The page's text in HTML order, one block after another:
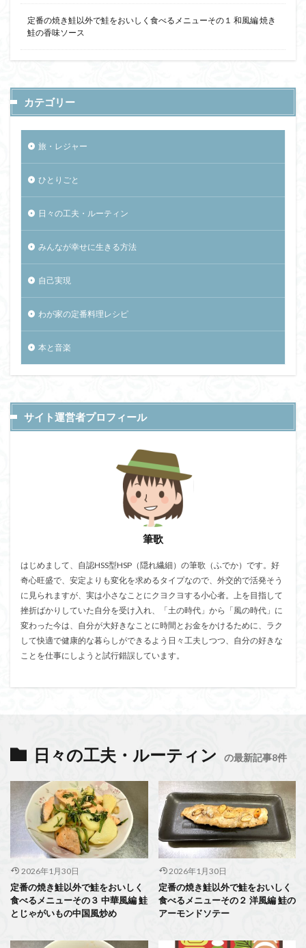
定番の焼き鮭以外で鮭をおいしく食べるメニューその１ 和風編 焼き
鮭の香味ソース
カテゴリー
旅・レジャー
ひとりごと
日々の工夫・ルーティン
みんなが幸せに生きる方法
自己実現
わが家の定番料理レシピ
本と音楽
サイト運営者プロフィール
筆歌
はじめまして、自認HSS型HSP（隠れ繊細）の筆歌（ふでか）です。好
奇心旺盛で、安定よりも変化を求めるタイプなので、外交的で活発そう
に見られますが、実は小さなことにクヨクヨする小心者。上を目指して
挫折ばかりしていた自分を受け入れ、「土の時代」から「風の時代」に
変わった今は、自分が大好きなことに時間とお金をかけるために、ラク
して快適で健康的な暮らしができるよう日々工夫しつつ、自分の好きな
ことを仕事にしようと試行錯誤しています。
日々の工夫・ルーティン の最新記事8件
2026年1月30日
定番の焼き鮭以外で鮭をおいしく
食べるメニューその３ 中華風編 鮭
とじゃがいもの中国風炒め
2026年1月30日
定番の焼き鮭以外で鮭をおいしく
食べるメニューその２ 洋風編 鮭の
アーモンドソテー